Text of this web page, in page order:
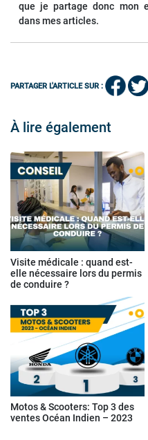
que je partage donc mon
dans mes articles.
PARTAGER L'ARTICLE SUR :
À lire également
Visite médicale : quand est-
elle nécessaire lors du permis
de conduire ?
Motos & Scooters: Top 3 des
ventes Océan Indien – 2023